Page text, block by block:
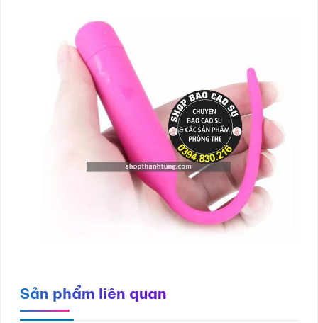
Sản phẩm liên quan